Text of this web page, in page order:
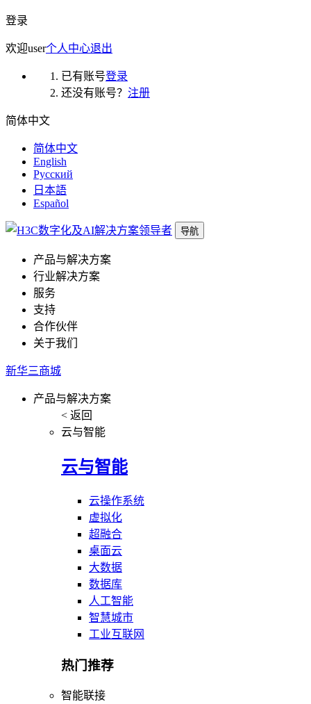
登录
欢迎user个人中心退出
已有账号登录
还没有账号？ 注册
简体中文
简体中文
English
Русский
日本語
Español
导航
产品与解决方案
行业解决方案
服务
支持
合作伙伴
关于我们
新华三商城
产品与解决方案
< 返回
云与智能
云与智能
云操作系统
虚拟化
超融合
桌面云
大数据
数据库
人工智能
智慧城市
工业互联网
热门推荐
智能联接